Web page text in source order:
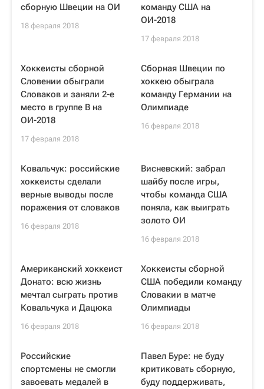
сборную Швеции на ОИ
18 февраля 2018
команду США на
ОИ-2018
17 февраля 2018
Хоккеисты сборной
Словении обыграли
Словаков и заняли 2-е
место в группе В на
ОИ-2018
17 февраля 2018
Сборная Швеции по
хоккею обыграла
команду Германии на
Олимпиаде
16 февраля 2018
Ковальчук: российские
хоккеисты сделали
верные выводы после
поражения от словаков
16 февраля 2018
Висневский: забрал
шайбу после игры,
чтобы команда США
поняла, как выиграть
золото ОИ
16 февраля 2018
Американский хоккеист
Донато: всю жизнь
мечтал сыграть против
Ковальчука и Дацюка
16 февраля 2018
Хоккеисты сборной
США победили команду
Словакии в матче
Олимпиады
16 февраля 2018
Российские
спортсмены не смогли
завоевать медалей в
Павел Буре: не буду
критиковать сборную,
буду поддерживать,